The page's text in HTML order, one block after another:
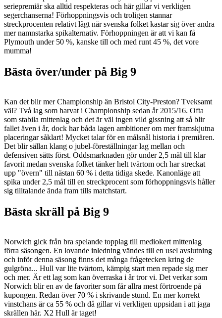
seriepremiär ska alltid respekteras och här gillar vi verkligen
segerchanserna! Förhoppningsvis och troligen stannar
streckprocenten relativt lågt när svenska folket kastar sig över andra
mer namnstarka spikalternativ. Förhoppningen är att vi kan få
Plymouth under 50 %, kanske till och med runt 45 %, det vore
mumma!
Bästa över/under på Big 9
Kan det blir mer Championship än Bristol City-Preston? Tveksamt
väl? Två lag som harvat i Championship sedan år 2015/16. Ofta
som stabila mittenlag och det är väl ingen vild gissning att så blir
fallet även i år, dock har båda lagen ambitioner om mer framskjutna
placeringar såklart! Mycket talar för en målsnål historia i premiären.
Det blir sällan klang o jubel-föreställningar lag mellan och
defensiven sätts först. Oddsmarknaden gör under 2,5 mål till klar
favorit medan svenska folket tänker helt tvärtom och har streckat
upp "övern" till nästan 60 % i detta tidiga skede. Kanonläge att
spika under 2,5 mål till en streckprocent som förhoppningsvis håller
sig tilltalande ända fram tills matchstart.
Bästa skräll på Big 9
Norwich gick från bra spelande topplag till mediokert mittenlag
förra säsongen. En lovande inledning vändes till en usel avslutning
och inför denna säsong finns det många frågetecken kring de
gulgröna... Hull var lite tvärtom, kämpig start men repade sig mer
och mer. Är ett lag som kan överraska i år tror vi. Det verkar som
Norwich blir en av de favoriter som får allra mest förtroende på
kupongen. Redan över 70 % i skrivande stund. En mer korrekt
vinstchans är ca 55 % och då gillar vi verkligen uppsidan i att jaga
skrällen här. X2 Hull är taget!